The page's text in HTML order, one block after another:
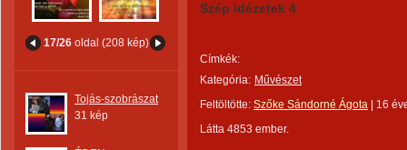
17/26 oldal (208 kép)
Tojás-szobrászat
31 kép
Szép idézetek 4
Címkék:
Kategória: Művészet
Feltöltötte: Szőke Sándorné Ágota
16
Látta 4853 ember.